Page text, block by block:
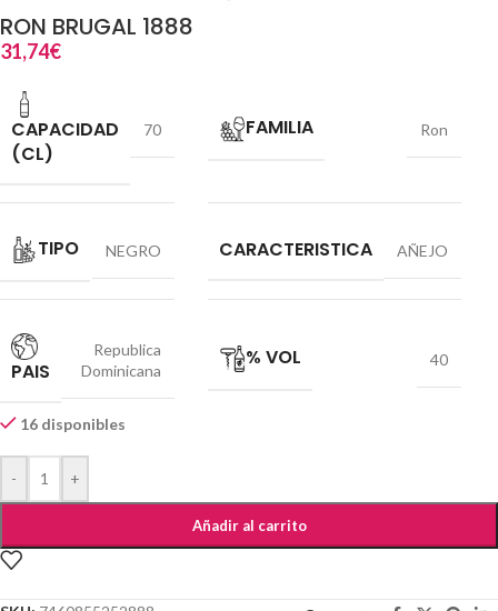
RON BRUGAL 1888
31,74€
CAPACIDAD
(CL)
70 FAMILIA Ron
TIPO NEGRO CARACTERISTICA AÑEJO
PAIS
Republica
Dominicana
% VOL 40
16 disponibles
- +
Añadir al carrito